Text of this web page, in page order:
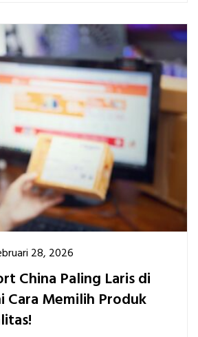
28, 2026
China Paling Laris di
Cara Memilih Produk